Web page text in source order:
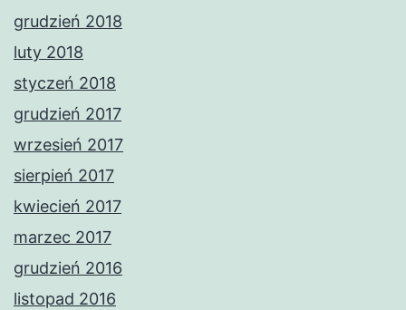
grudzień 2018
luty 2018
styczeń 2018
grudzień 2017
wrzesień 2017
sierpień 2017
kwiecień 2017
marzec 2017
grudzień 2016
listopad 2016